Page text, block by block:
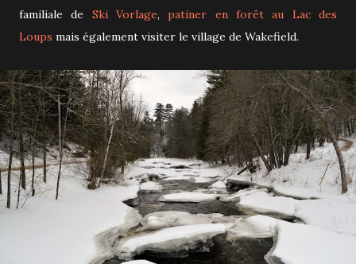
familiale de Ski Vorlage,patiner en forêt au Lac des
Loups mais également visiter le village de Wakefield.